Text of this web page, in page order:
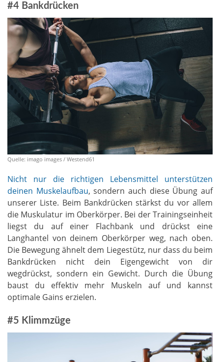
#4 Bankdrücken
Quelle: imago images / Westend61
Nicht nur die richtigen Lebensmittel unterstützen
deinen Muskelaufbau, sondern auch diese Übung auf
unserer Liste. Beim Bankdrücken stärkst du vor allem
die Muskulatur im Oberkörper. Bei der Trainingseinheit
liegst du auf einer Flachbank und drückst eine
Langhantel von deinem Oberkörper weg, nach oben.
Die Bewegung ähnelt dem Liegestütz, nur dass du beim
Bankdrücken nicht dein Eigengewicht von dir
wegdrückst, sondern ein Gewicht. Durch die Übung
baust du effektiv mehr Muskeln auf und kannst
optimale Gains erzielen.
#5 Klimmzüge